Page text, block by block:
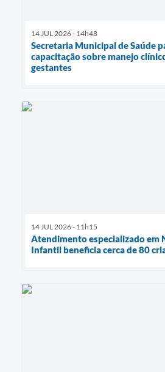
14 JUL 2026 - 14h48
Secretaria Municipal de Saúde
capacitação sobre manejo
gestantes
14 JUL 2026 - 11h15
Atendimento especializado em
Infantil beneficia cerca de 80